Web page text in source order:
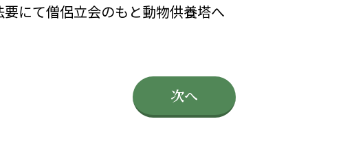
にて僧侶立会のもと動物供養塔へ
次へ